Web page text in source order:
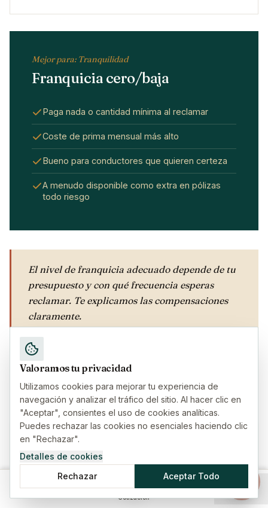
Mejor para: Tranquilidad
Franquicia cero/baja
Paga nada o cantidad mínima al reclamar
Coste de prima mensual más alto
Bueno para conductores que quieren certeza
A menudo disponible como extra en pólizas
todo riesgo
El nivel de franquicia adecuado depende de tu
presupuesto y con qué frecuencia esperas
reclamar. Te explicamos las compensaciones
claramente.
Solicita tu presupuesto
Completa estos datos y te contactaremos en menos de 2
horas en horario laboral
Cotización
Valoramos tu privacidad
Utilizamos cookies para mejorar tu experiencia de
navegación y analizar el tráfico del sitio. Al hacer clic en
"Aceptar", consientes el uso de cookies analíticas.
Puedes rechazar las cookies no esenciales haciendo clic
en "Rechazar".
Detalles de cookies
Rechazar
Aceptar Todo